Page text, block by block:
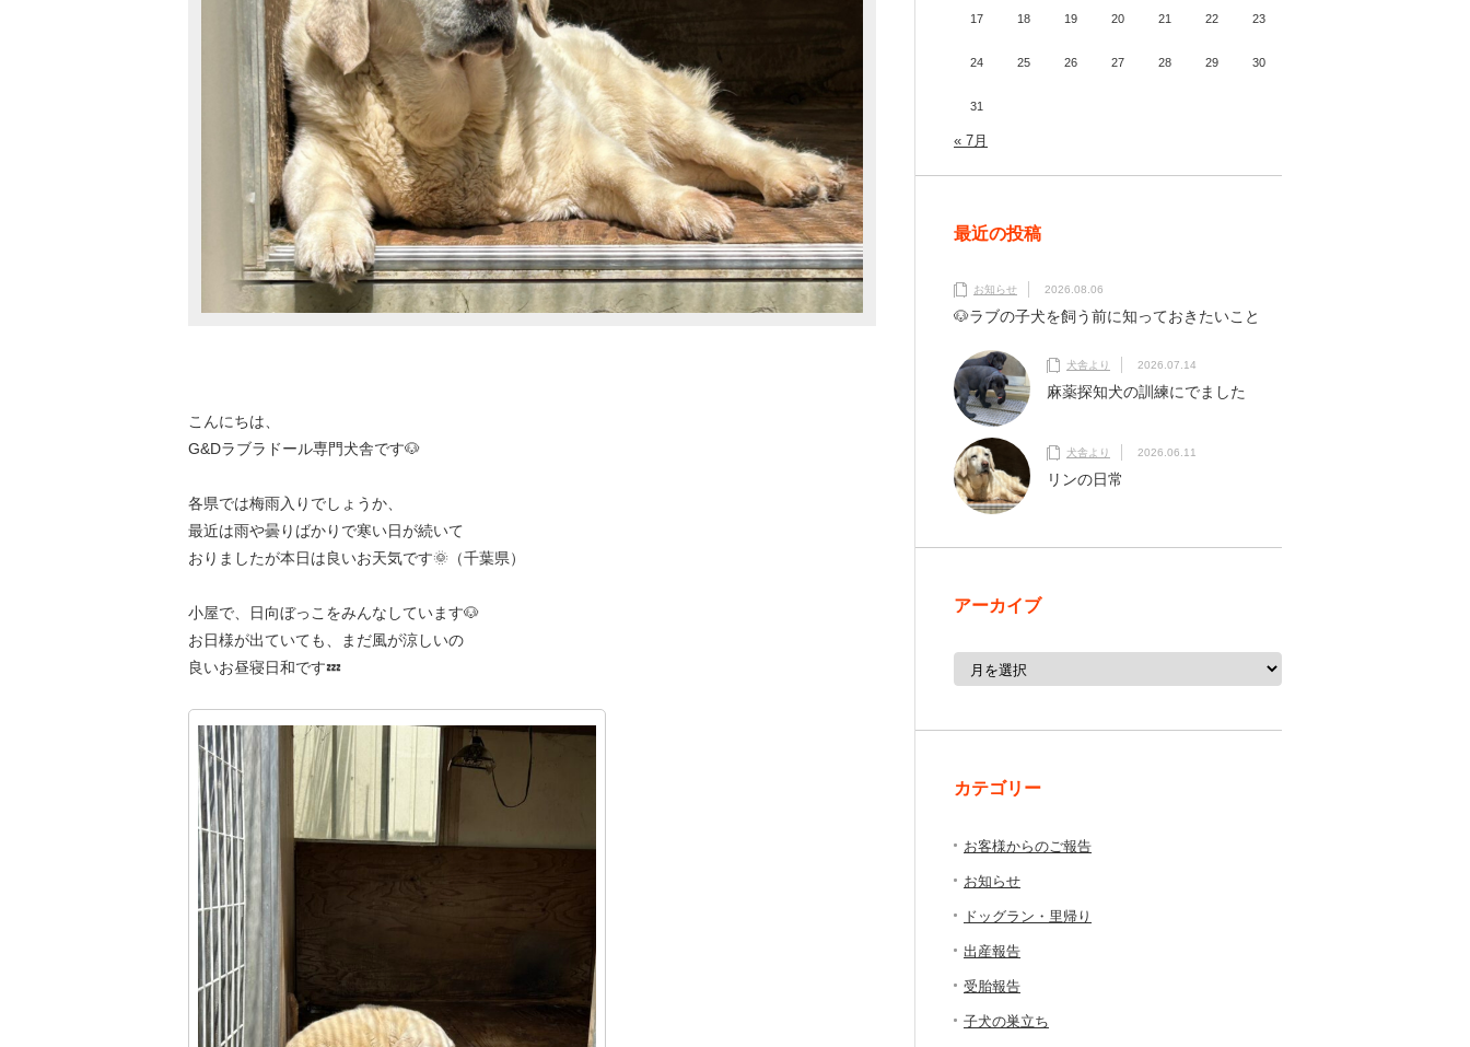
こんにちは、
G&Dラブラドール専門犬舎です🐶
各県では梅雨入りでしょうか、
最近は雨や曇りばかりで寒い日が続いて
おりましたが本日は良いお天気です🌞（千葉県）
小屋で、日向ぼっこをみんなしています🐶
お日様が出ていても、まだ風が涼しいの
良いお昼寝日和です💤
17 18 19 20 21 22 23
24 25 26 27 28 29 30
31
« 7月
最近の投稿
お知らせ 2026.08.06
🐶ラブの子犬を飼う前に知っておきたいこと
犬舎より 2026.07.14
麻薬探知犬の訓練にでました
犬舎より 2026.06.11
リンの日常
アーカイブ
カテゴリー
お客様からのご報告
お知らせ
ドッグラン・里帰り
出産報告
受胎報告
子犬の巣立ち